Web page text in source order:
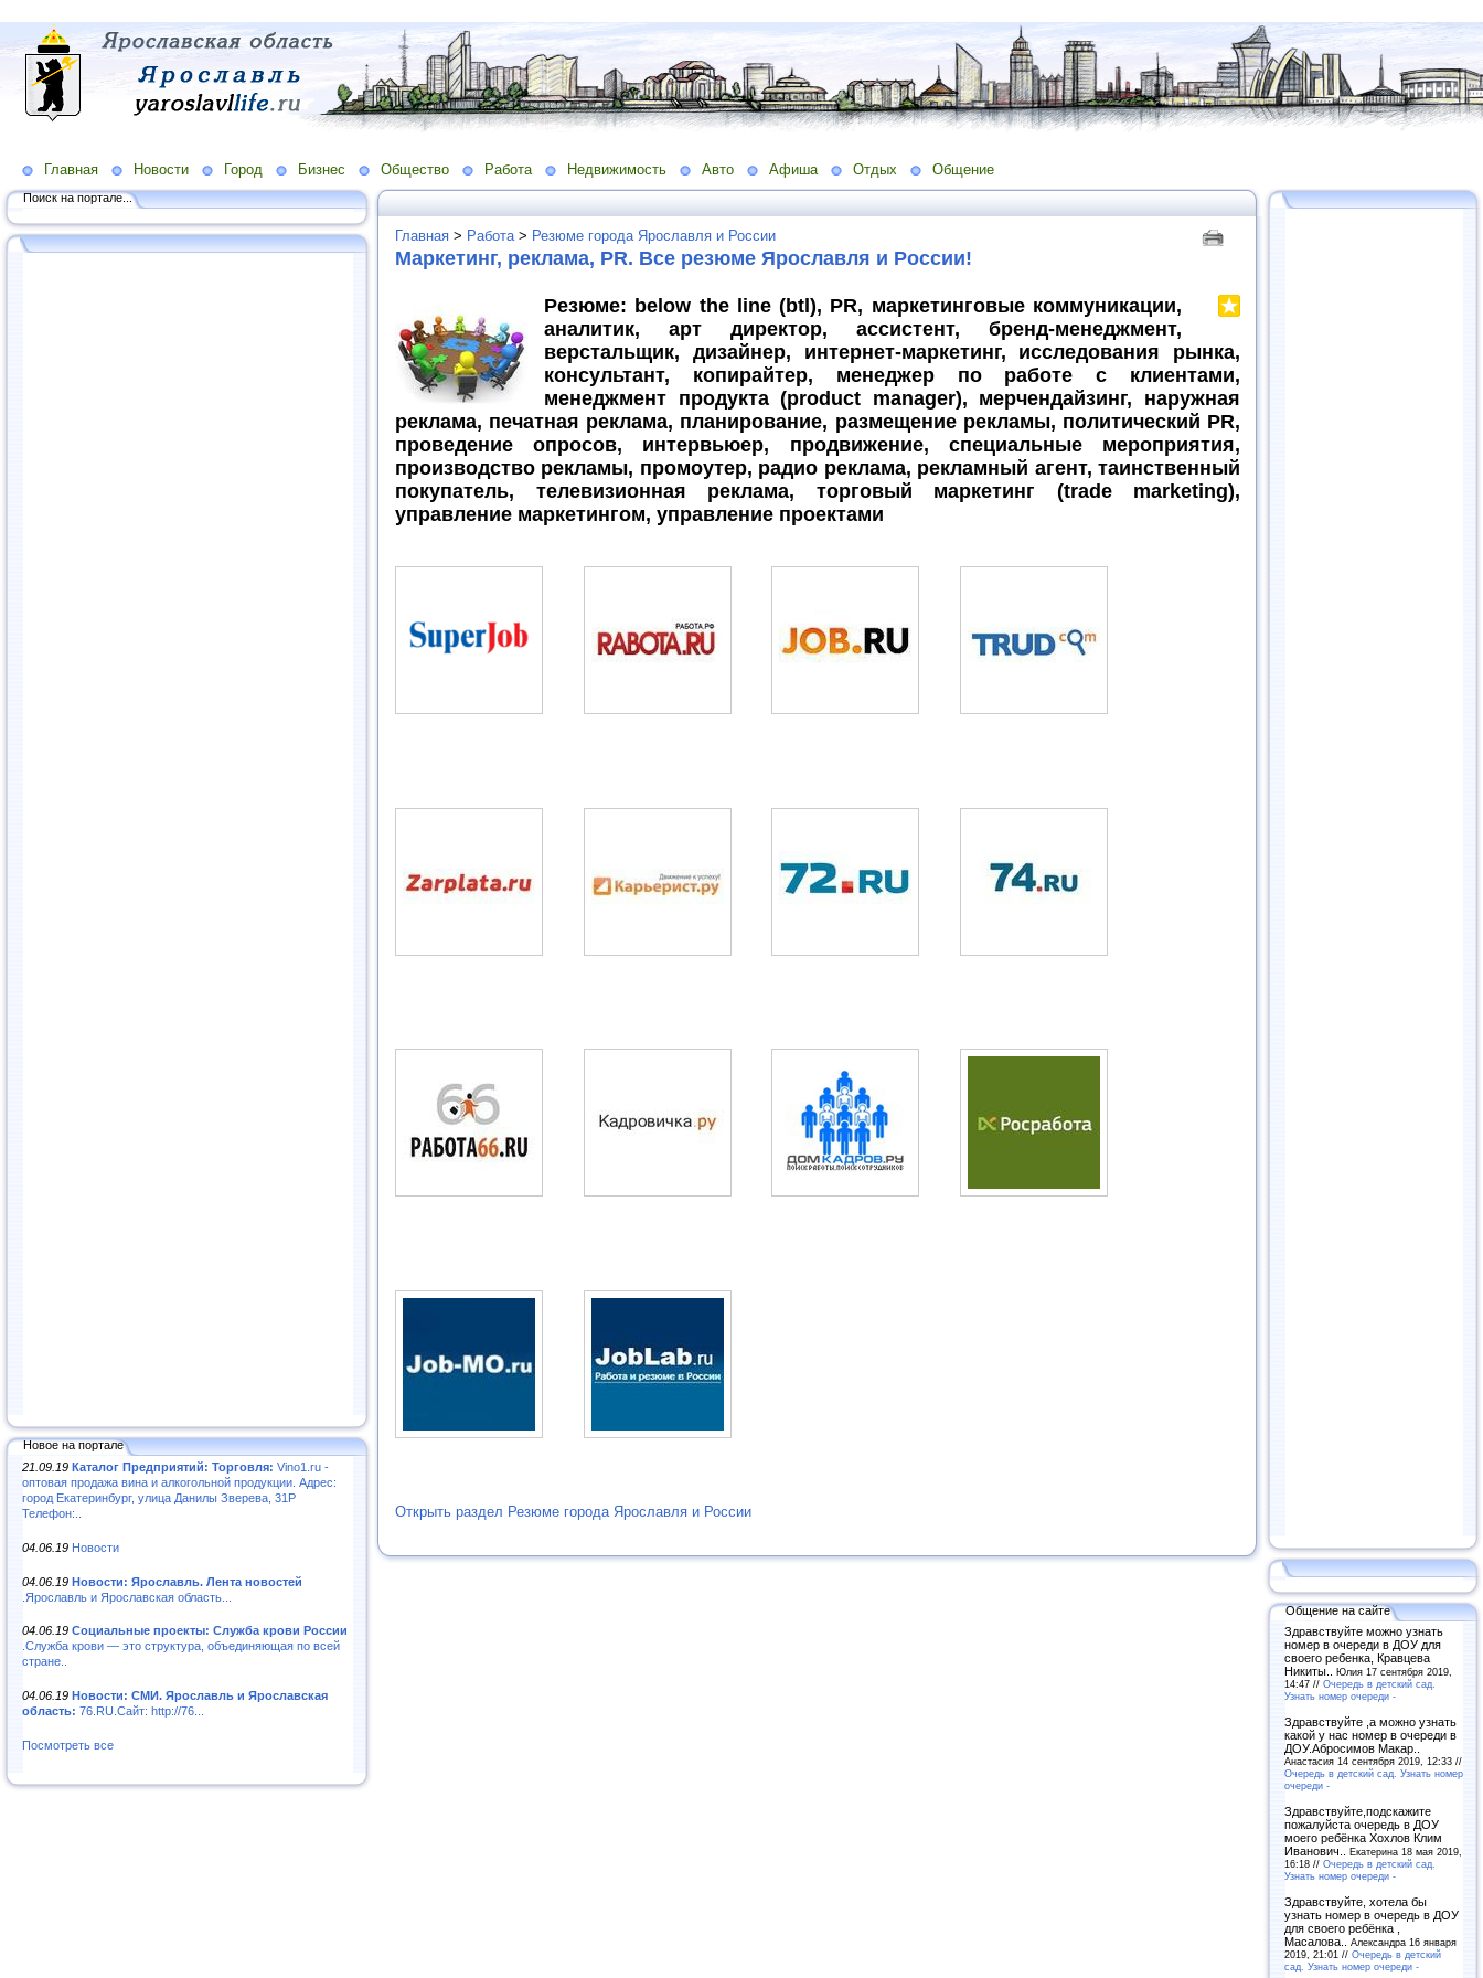
Главная Новости Город Бизнес Общество Работа Недвижимость Авто Афиша Отдых Общение
Поиск на портале...
Новое на портале
21.09.19 Каталог Предприятий: Торговля: Vino1.ru -
оптовая продажа вина и алкогольной продукции. Адрес:
город Екатеринбург, улица Данилы Зверева, 31Р
Телефон:..
04.06.19 Новости
04.06.19 Новости: Ярославль. Лента новостей
.Ярославль и Ярославская область...
04.06.19 Социальные проекты: Служба крови России
.Служба крови — это структура, объединяющая по всей
стране..
04.06.19 Новости: СМИ. Ярославль и Ярославская
область: 76.RU.Сайт: http://76...
Посмотреть все
Главная > Работа > Резюме города Ярославля и России
Маркетинг, реклама, PR. Все резюме Ярославля и России!
Резюме: below the line (btl), PR, маркетинговые коммуникации,
аналитик, арт директор, ассистент, бренд-менеджмент,
верстальщик, дизайнер, интернет-маркетинг, исследования рынка,
консультант, копирайтер, менеджер по работе с клиентами,
менеджмент продукта (product manager), мерчендайзинг, наружная
реклама, печатная реклама, планирование, размещение рекламы, политический PR,
проведение опросов, интервьюер, продвижение, специальные мероприятия,
производство рекламы, промоутер, радио реклама, рекламный агент, таинственный
покупатель, телевизионная реклама, торговый маркетинг (trade marketing),
управление маркетингом, управление проектами
Открыть раздел Резюме города Ярославля и России
Общение на сайте
Здравствуйте можно узнать
номер в очереди в ДОУ для
своего ребенка, Кравцева
Никиты.. Юлия 17 сентября 2019,
14:47 // Очередь в детский сад.
Узнать номер очереди -
Здравствуйте ,а можно узнать
какой у нас номер в очереди в
ДОУ.Абросимов Макар..
Анастасия 14 сентября 2019, 12:33 //
Очередь в детский сад. Узнать номер
очереди -
Здравствуйте,подскажите
пожалуйста очередь в ДОУ
моего ребёнка Хохлов Клим
Иванович.. Екатерина 18 мая 2019,
16:18 // Очередь в детский сад.
Узнать номер очереди -
Здравствуйте, хотела бы
узнать номер в очередь в ДОУ
для своего ребёнка ,
Масалова.. Александра 16 января
2019, 21:01 // Очередь в детский
сад. Узнать номер очереди -